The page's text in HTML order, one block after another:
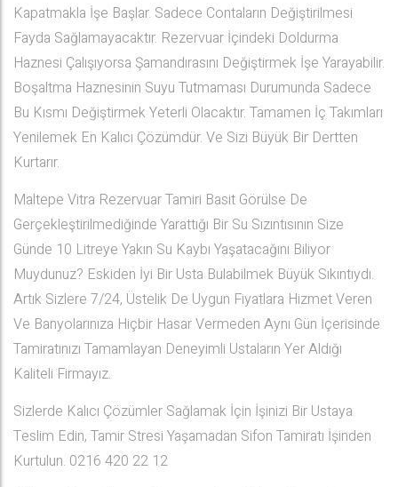
Kapatmakla İşe Başlar. Sadece Contaların Değiştirilmesi
Fayda Sağlamayacaktır. Rezervuar İçindeki Doldurma
Haznesi Çalışıyorsa Şamandırasını Değiştirmek İşe Yarayabilir.
Boşaltma Haznesinin Suyu Tutmaması Durumunda Sadece
Bu Kısmı Değiştirmek Yeterli Olacaktır. Tamamen İç Takımları
Yenilemek En Kalıcı Çözümdür. Ve Sizi Büyük Bir Dertten
Kurtarır.
Maltepe Vitra Rezervuar Tamiri Basit Görülse De
Gerçekleştirilmediğinde Yarattığı Bir Su Sızıntısının Size
Günde 10 Litreye Yakın Su Kaybı Yaşatacağını Biliyor
Muydunuz? Eskiden İyi Bir Usta Bulabilmek Büyük Sıkıntıydı.
Artık Sizlere 7/24, Üstelik De Uygun Fiyatlara Hizmet Veren
Ve Banyolarınıza Hiçbir Hasar Vermeden Aynı Gün İçerisinde
Tamiratınızı Tamamlayan Deneyimli Ustaların Yer Aldığı
Kaliteli Firmayız.
Sizlerde Kalıcı Çözümler Sağlamak İçin İşinizi Bir Ustaya
Teslim Edin, Tamir Stresi Yaşamadan Sifon Tamiratı İşinden
Kurtulun. 0216 420 22 12